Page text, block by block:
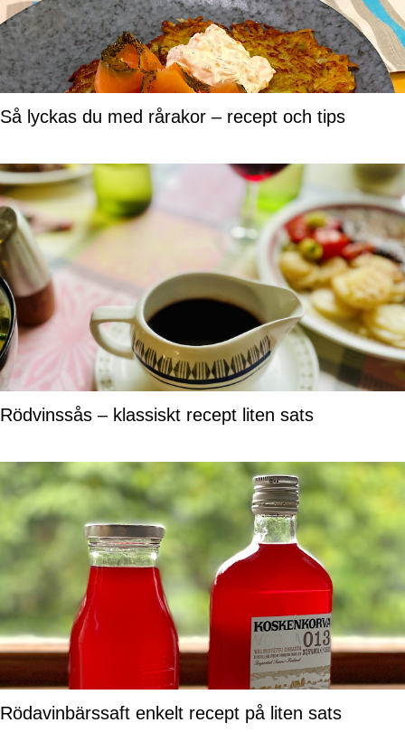
Så lyckas du med rårakor – recept och tips
Rödvinssås – klassiskt recept liten sats
Rödavinbärssaft enkelt recept på liten sats